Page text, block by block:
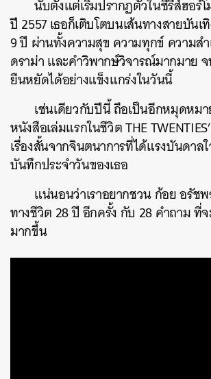
นับตั้งแต่เริ่มปรากฏตัวในซีรีส์ฮอร์
ปี 2557 เธอก็เติบโตบนเส้นทางสายบันเ
9 ปี ผ่านทั้งความสุข ความทุกข์ ความส
ดราม่า และคำวิพากษ์วิจารณ์มากมาย
ยืนหยัดได้อย่างแข็งแกร่งในวันนี้
เช่นเดียวกับปีนี้ ถือเป็นอีกหมุดหมา
หนังสือเล่มแรกในชีวิต THE
เรื่องสั้นจากจินตนาการที่ได้แรงบันดาล
บันทึกประจำวันของเธอ
แน่นอนว่าเราอยากชวน ก้อย อรัช
ทางชีวิต 28 ปี อีกครั้ง กับ 28 คำถาม ที่จ
มากขึ้น